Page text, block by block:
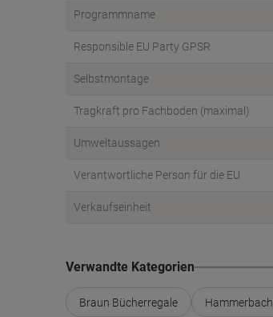
Programmname
Responsible EU Party GPSR
Selbstmontage
Tragkraft pro Fachboden (maximal)
Umweltaussagen
Verantwortliche Person für die EU
Verkaufseinheit
Verwandte Kategorien
Braun Bücherregale